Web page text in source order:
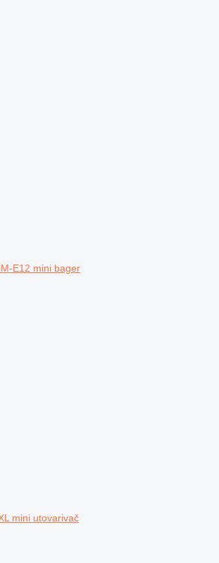
E12 mini bager
mini utovarivač